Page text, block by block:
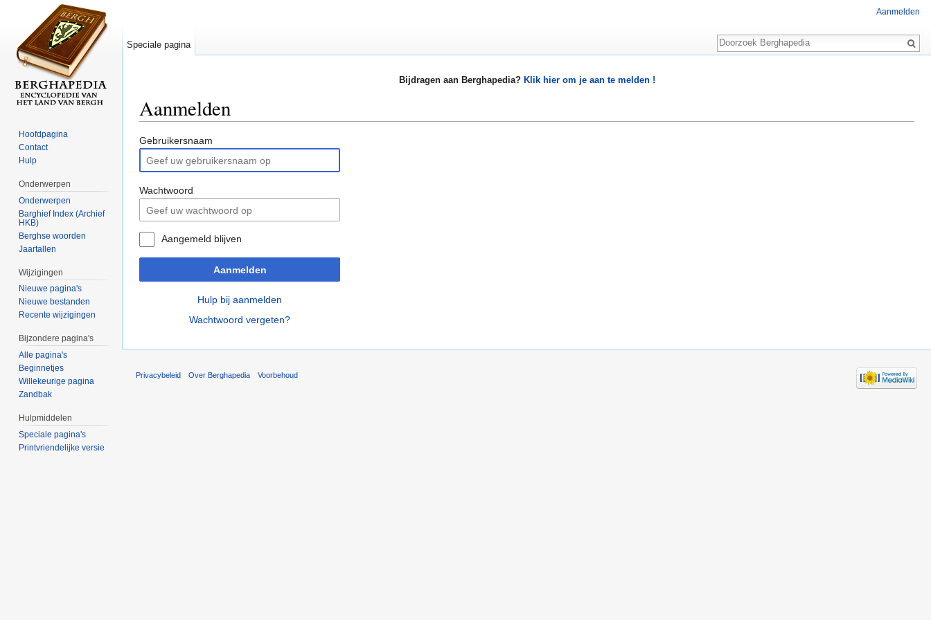
Bijdragen aan Berghapedia? Klik hier om je aan te melden !
Aanmelden
Gebruikersnaam
Wachtwoord
Aangemeld blijven
Aanmelden
Hulp bij aanmelden
Wachtwoord vergeten?
Aanmelden
Speciale pagina
Zoeken
Hoofdpagina
Contact
Hulp
Onderwerpen
Onderwerpen
Barghief Index (Archief
HKB)
Berghse woorden
Jaartallen
Wijzigingen
Nieuwe pagina's
Nieuwe bestanden
Recente wijzigingen
Bijzondere pagina's
Alle pagina's
Beginnetjes
Willekeurige pagina
Zandbak
Hulpmiddelen
Speciale pagina's
Printvriendelijke versie
Privacybeleid Over Berghapedia Voorbehoud